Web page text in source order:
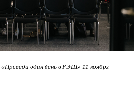
«Проведи один день в РЭШ» 11 ноября